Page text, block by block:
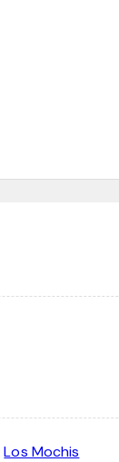
Los Mochis